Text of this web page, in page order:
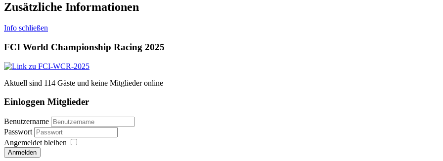
Zusätzliche Informationen
Info schließen
FCI World Championship Racing 2025
Aktuell sind 114 Gäste und keine Mitglieder online
Einloggen Mitglieder
Benutzername
Passwort
Angemeldet bleiben
Anmelden